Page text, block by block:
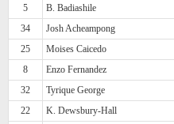
5
B. Badiashile
34
Josh Acheampong
25
Moises Caicedo
8
Enzo Fernandez
32
Tyrique George
22
K. Dewsbury-Hall